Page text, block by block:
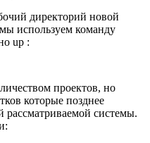
директорий новой
используем команду
up :
проектов, но
которые позднее
системы.